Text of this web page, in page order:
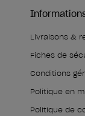
Livraisons &
Fiches de
Conditions
Politique en
Politique de